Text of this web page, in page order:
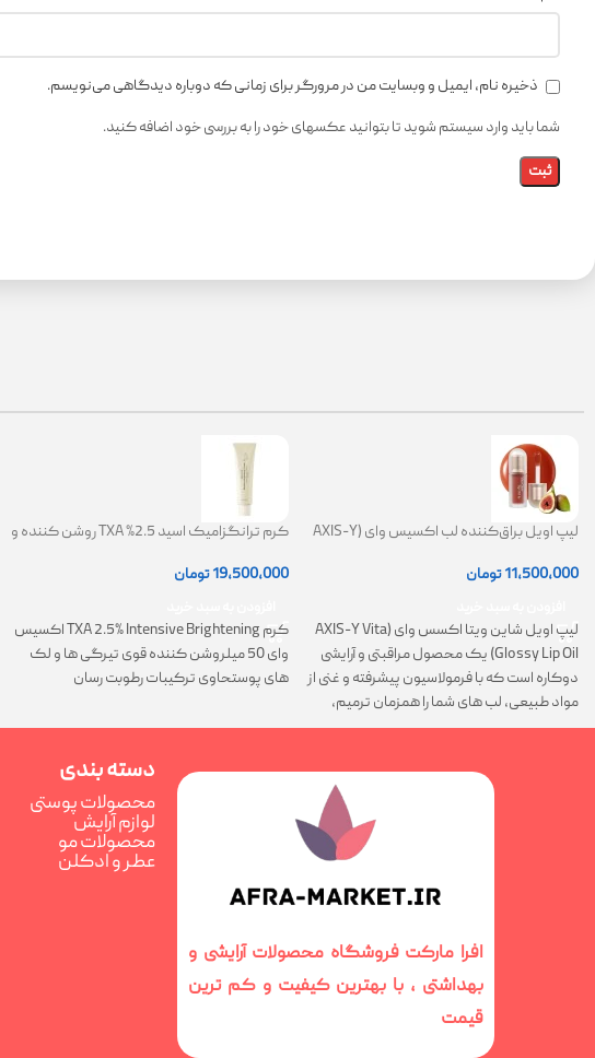
ذخیره نام، ایمیل و وبسایت من در مرورگر برای زمانی که دوباره دیدگاهی می‌نویسم.
شما باید وارد سیستم شوید تا بتوانید عکسهای خود را به بررسی خود اضافه کنید.
لیپ اویل براق‌کننده لب اکسیس وای (AXIS-Y
11,500,000تومان
لیپ اویل شاین ویتا اکسس وای (AXIS-Y Vita
Glossy Lip Oil) یک محصول مراقبتی و آرایشی
دوکاره است که با فرمولاسیون پیشرفته و غنی از
مواد طبیعی، لب های شما را همزمان ترمیم،
تغذیه و فوق العاده درخشان می کند
کرم ترانگزامیک اسید 2.5% TXA روشن کننده و
19,500,000تومان
کرم TXA 2.5% Intensive Brightening اکسیس
وای 50 میلروشن کننده قوی تیرگی ها و لک
های پوستحاوی ترکیبات رطوبت رسان
افرا مارکت فروشگاه محصولات آرایشی و
بهداشتی ، با بهترین کیفیت و کم ترین
قیمت
دسته بندی
محصولات پوستی
لوازم آرایش
محصولات مو
عطر و ادکلن